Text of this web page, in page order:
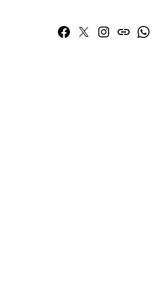
Facebook
TwitterInstagram
issuu